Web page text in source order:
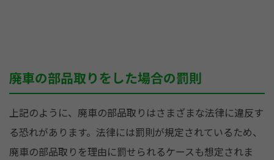
廃車の部品取りをした場合の罰則
上記のように、廃車の部品取りはさまざまな法律に違反す
る恐れがあります。法律には罰則が規定されているため、
廃車の部品取りを理由に罰せられるケースも想定されま